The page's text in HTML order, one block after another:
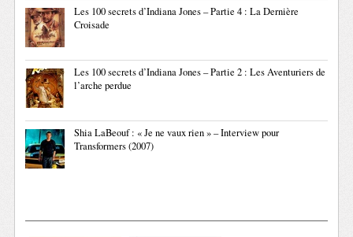
Les 100 secrets d’Indiana Jones – Partie 4 : La Dernière
Croisade
Les 100 secrets d’Indiana Jones – Partie 2 : Les Aventuriers de
l’arche perdue
Shia LaBeouf : « Je ne vaux rien » – Interview pour
Transformers (2007)